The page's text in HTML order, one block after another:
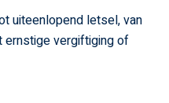
uiteenlopend letsel, van
ernstige vergiftiging of